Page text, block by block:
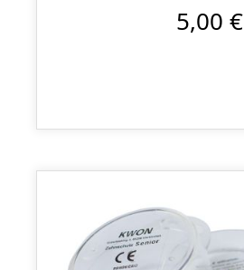
5,00 €